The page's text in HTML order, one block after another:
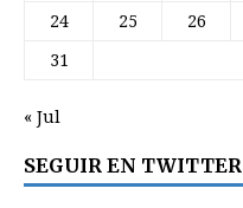
24 25 26
31
« Jul
SEGUIR EN TWITTER